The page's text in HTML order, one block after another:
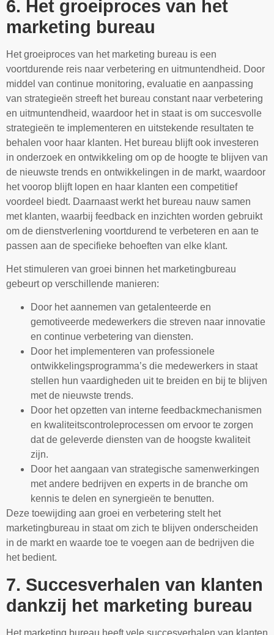
6. Het groeiproces van het
marketing bureau
Het groeiproces van het marketing bureau is een
voortdurende reis naar verbetering en uitmuntendheid. Door
middel van continue monitoring, evaluatie en aanpassing
van strategieën streeft het bureau constant naar verbetering
en uitmuntendheid, waardoor het in staat is om succesvolle
strategieën te implementeren en uitstekende resultaten te
behalen voor haar klanten. Het bureau blijft ook investeren
in onderzoek en ontwikkeling om op de hoogte te blijven van
de nieuwste trends en ontwikkelingen in de markt, waardoor
het voorop blijft lopen en haar klanten een competitief
voordeel biedt. Daarnaast werkt het bureau nauw samen
met klanten, waarbij feedback en inzichten worden gebruikt
om de dienstverlening voortdurend te verbeteren en aan te
passen aan de specifieke behoeften van elke klant.
Het stimuleren van groei binnen het marketingbureau
gebeurt op verschillende manieren:
Door het aannemen van getalenteerde en
gemotiveerde medewerkers die streven naar innovatie
en continue verbetering van diensten.
Door het implementeren van professionele
ontwikkelingsprogramma’s die medewerkers in staat
stellen hun vaardigheden uit te breiden en bij te blijven
met de nieuwste trends.
Door het opzetten van interne feedbackmechanismen
en kwaliteitscontroleprocessen om ervoor te zorgen
dat de geleverde diensten van de hoogste kwaliteit
zijn.
Door het aangaan van strategische samenwerkingen
met andere bedrijven en experts in de branche om
kennis te delen en synergieën te benutten.
Deze toewijding aan groei en verbetering stelt het
marketingbureau in staat om zich te blijven onderscheiden
in de markt en waarde toe te voegen aan de bedrijven die
het bedient.
7. Succesverhalen van klanten
dankzij het marketing bureau
Het marketing bureau heeft vele succesverhalen van klanten